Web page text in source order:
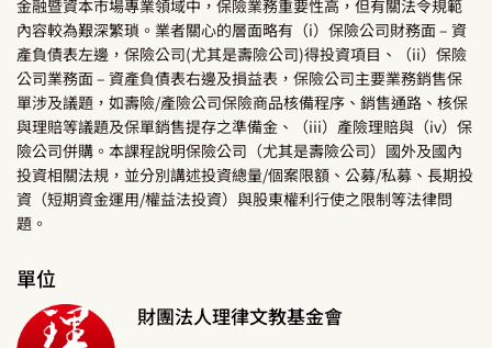
金融暨資本市場專業領域中，保險業務重要性高，但有關法令規範
內容較為艱深繁瑣。業者關心的層面略有（i）保險公司財務面 – 資
產負債表左邊，保險公司(尤其是壽險公司)得投資項目、（ii）保險
公司業務面 – 資產負債表右邊及損益表，保險公司主要業務銷售保
單涉及議題，如壽險/產險公司保險商品核備程序、銷售通路、核保
與理賠等議題及保單銷售提存之準備金、（iii）產險理賠與（iv）保
險公司併購。本課程說明保險公司（尤其是壽險公司）國外及國內
投資相關法規，並分別講述投資總量/個案限額、公募/私募、長期投
資（短期資金運用/權益法投資）與股東權利行使之限制等法律問
題。
單位
財團法人理律文教基金會